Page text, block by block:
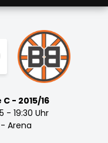
- 2015/16
- 19:30 Uhr
Arena